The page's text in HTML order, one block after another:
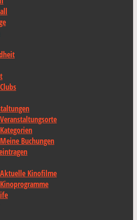
Clubs
Veranstaltungsorte
Kategorien
Meine Buchungen
Aktuelle Kinofilme
Kinoprogramme